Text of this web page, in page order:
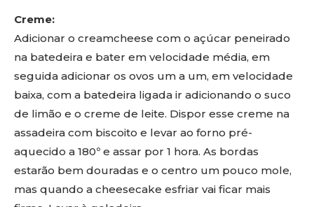
Creme:
Adicionar o creamcheese com o açúcar peneirado
na batedeira e bater em velocidade média, em
seguida adicionar os ovos um a um, em velocidade
baixa, com a batedeira ligada ir adicionando o suco
de limão e o creme de leite. Dispor esse creme na
assadeira com biscoito e levar ao forno pré-
aquecido a 180º e assar por 1 hora. As bordas
estarão bem douradas e o centro um pouco mole,
mas quando a cheesecake esfriar vai ficar mais